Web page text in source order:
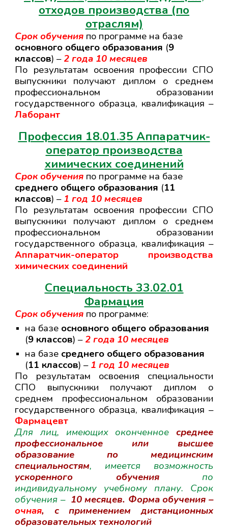
отходов производства (по
отраслям)
Срок обучения по программе на базе
основного общего образования (9
классов) –2года 10 месяцев
По результатам освоения профессии СПО
выпускники получают диплом о среднем
профессиональном образовании
государственного образца, квалификация –
Лаборант
Профессия 18.01.35 Аппаратчик-
оператор производства
химических соединений
Срок обучения по программе на базе
среднего общего образования (11
классов) –1 год 10 месяцев
По результатам освоения профессии СПО
выпускники получают диплом о среднем
профессиональном образовании
государственного образца, квалификация –
Аппаратчик-оператор производства
химических соединений
Специальность 33.02.01
Фармация
Срок обучения по программе:
на базе основного общего образования
(9 классов) –2года 10 месяцев
на базе среднего общего образования
(11 классов)–1 год 10 месяцев
По результатам освоения специальности
СПО выпускники получают диплом о
среднем профессиональном образовании
государственного образца, квалификация –
Фармацевт
Для лиц, имеющих оконченное среднее
профессиональное или высшее
образование по медицинским
специальностям, имеется возможность
ускоренного обученияпо
индивидуальному учебному плану. Срок
обучения – 10 месяцев. Форма обучения –
очная, с применением дистанционных
образовательных технологий